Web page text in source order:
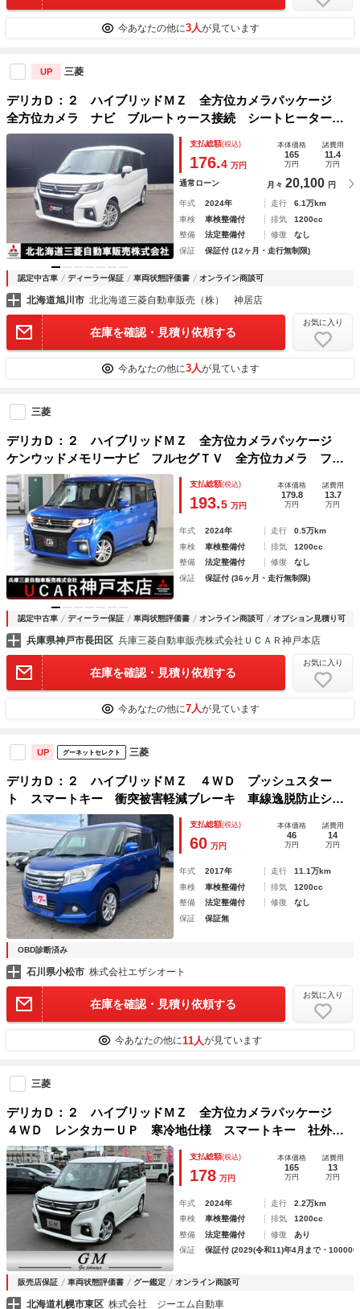
今あなたの他に3人が見ています
UP 三菱
デリカＤ：２ ハイブリッドＭＺ 全方位カメラパッケージ
全方位カメラ ナビ ブルートゥース接続 シートヒーター
ＥＴＣ シートヒーター 両側パワースライドドア パーキン
グセンサー ＵＳＢポート リアサーキュレーター 認定中古
車保証付き
支払総額(税込)
176.4 万円
本体価格
165
万円
諸費用
11.4
万円
通常ローン 月々 20,100 円
年式 2024年 走行
6.1万km
車検
車検整備付 排気
1200cc
整備
法定整備付 修復
なし
保証
保証付 (12ヶ月・走行無制限)
認定中古車 ディーラー保証 車両状態評価書 オンライン商談可
北海道旭川市 北北海道三菱自動車販売（株） 神居店
在庫を確認・見積り依頼する
お気に入り
今あなたの他に3人が見ています
三菱
デリカＤ：２ ハイブリッドＭＺ 全方位カメラパッケージ
ケンウッドメモリーナビ フルセグＴＶ 全方位カメラ フロ
ントドラレコ ＥＴＣ 運転席／助手席シートヒーター オリ
ジナルシートカバー ＬＥＤヘッドライト
支払総額(税込)
193.5 万円
本体価格
179.8
万円
諸費用
13.7
万円
年式 2024年 走行
0.5万km
車検
車検整備付 排気
1200cc
整備
法定整備付 修復
なし
保証
保証付 (36ヶ月・走行無制限)
認定中古車 ディーラー保証 車両状態評価書 オンライン商談可 オプション見積り可
兵庫県神戸市長田区 兵庫三菱自動車販売株式会社ＵＣＡＲ神戸本店
在庫を確認・見積り依頼する
お気に入り
今あなたの他に7人が見ています
UP グーネットセレクト 三菱
デリカＤ：２ ハイブリッドＭＺ ４ＷＤ プッシュスター
ト スマートキー 衝突被害軽減ブレーキ 車線逸脱防止シス
テム 横滑り防止装置 アイドリングストップ 両側パワース
ライド 前席シートヒーター エアロ形状（Ｆ・Ｓ・Ｒ）リヤ
スポイラー
支払総額(税込)
60 万円
本体価格
46
万円
諸費用
14
万円
年式 2017年 走行
11.1万km
車検
車検整備付 排気
1200cc
整備
法定整備付 修復
なし
保証
保証無
OBD診断済み
石川県小松市 株式会社エザシオート
在庫を確認・見積り依頼する
お気に入り
今あなたの他に11人が見ています
三菱
デリカＤ：２ ハイブリッドＭＺ 全方位カメラパッケージ
４ＷＤ レンタカーＵＰ 寒冷地仕様 スマートキー 社外Ｓ
Ｄナビ 全方位カメラ ＥＴＣ ドライブレコーダー 両側パ
ワースライドドア レーダーブレーキサポート ＬＥＤヘッド
ライト シートヒーター
支払総額(税込)
178 万円
本体価格
165
万円
諸費用
13
万円
年式 2024年 走行
2.2万km
車検
車検整備付 排気
1200cc
整備
法定整備付 修復
あり
保証
保証付 (2029(令和11)年4月まで・
販売店保証 車両状態評価書 グー鑑定 オンライン商談可
北海道札幌市東区 株式会社 ジーエム自動車